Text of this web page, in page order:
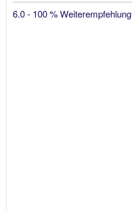
6.0 - 100 % Weiterempfehlung